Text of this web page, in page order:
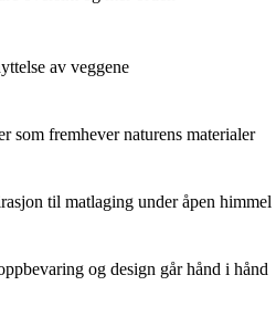
av veggene
som fremhever naturens materialer
til matlaging under åpen himmel
og design går hånd i hånd